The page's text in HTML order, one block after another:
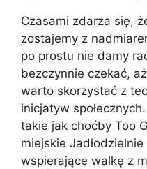
Czasami zdarza się,
zostajemy z
po prostu nie damy
bezczynnie czekać,
warto skorzystać z
inicjatyw
takie jak choćby Too
miejskie
wspierające walkę z